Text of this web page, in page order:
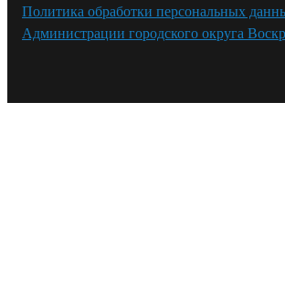
Политика обработки персональных
Администрации городского округа